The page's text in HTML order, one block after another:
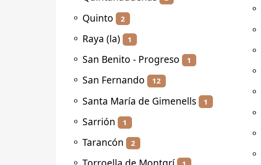
⚬ Quinto 2
⚬ Raya (la) 1
⚬ San Benito - Progreso 1
⚬ San Fernando 12
⚬ Santa María de Gimenells 1
⚬ Sarrión 1
⚬ Tarancón 2
⚬
⚬
⚬
⚬
⚬
⚬
⚬
⚬